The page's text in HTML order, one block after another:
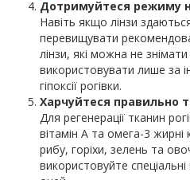
Дотримуйтеся режиму
Навіть якщо лінзи
перевищувати
лінзи, які можна не
використовувати лише за
гіпоксії рогівки.
Харчуйтеся правильно
Для регенерації тканин
вітамін А та омега-3
рибу, горіхи, зелень та
використовуйте